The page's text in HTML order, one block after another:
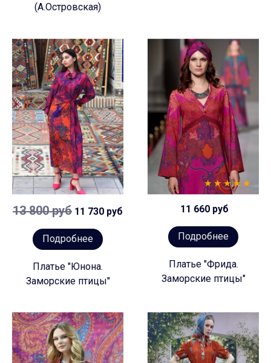
(А.Островская)
13 800 руб 11 730 руб
Подробнее
Платье "Юнона.
Заморские птицы"
11 660 руб
Подробнее
Платье "Фрида.
Заморские птицы"